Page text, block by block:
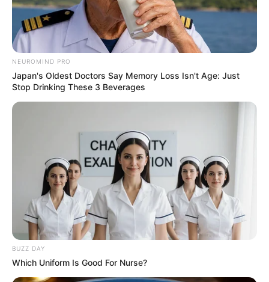
NEUROMIND PRO
Japan's Oldest Doctors Say Memory Loss Isn't Age: Just
Stop Drinking These 3 Beverages
BUZZ DAY
Which Uniform Is Good For Nurse?